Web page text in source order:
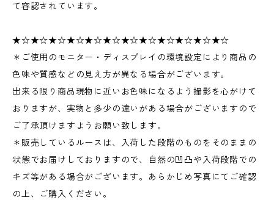
て容認されています。
★☆★☆★☆★☆★☆★☆★☆★☆★☆★☆★☆★☆
＊ご使用のモニター・ディスプレイの環境設定により商品の
色味や質感などの見え方が異なる場合がございます。
出来る限り商品現物に近いお色味になるよう撮影を心がけて
おりますが、実物と多少の違いがある場合がございますので
ご了承頂けますようお願い致します。
＊販売しているルースは、入荷した段階のものをそのままの
状態でお届けしておりますので、自然の凹凸や入荷段階での
キズ等がある場合がございます。あらかじめ写真にてご確認
の上、ご購入ください。